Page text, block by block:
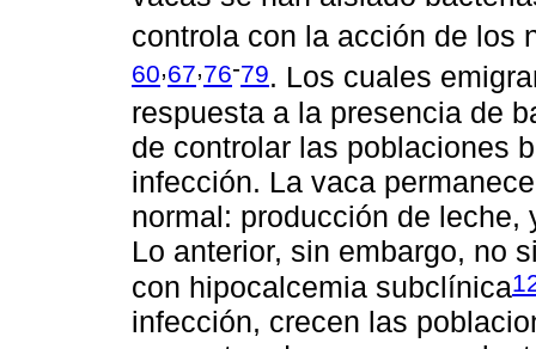
controla con la acción de los
60,67,76-79. Los cuales
respuesta a la presencia de
de controlar las poblaciones
infección. La vaca
normal: producción de
Lo anterior, sin embargo, no
con hipocalcemia subclínica
infección, crecen las